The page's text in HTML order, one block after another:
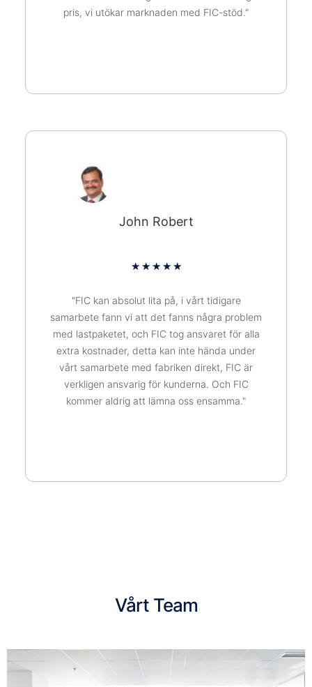
pris, vi utökar marknaden med FIC-stöd."
John Robert
★ ★ ★ ★ ★
"FIC kan absolut lita på, i vårt tidigare
samarbete fann vi att det fanns några problem
med lastpaketet, och FIC tog ansvaret för alla
extra kostnader, detta kan inte hända under
vårt samarbete med fabriken direkt, FIC är
verkligen ansvarig för kunderna. Och FIC
kommer aldrig att lämna oss ensamma."
Vårt Team